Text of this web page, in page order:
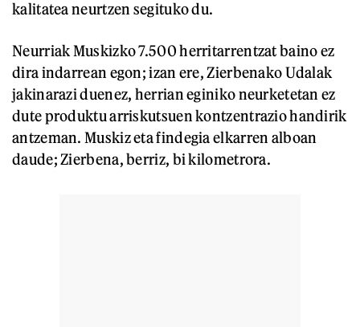
kalitatea neurtzen segituko du.
Neurriak Muskizko 7.500 herritarrentzat baino ez
dira indarrean egon; izan ere, Zierbenako Udalak
jakinarazi duenez, herrian eginiko neurketetan ez
dute produktu arriskutsuen kontzentrazio handirik
antzeman. Muskiz eta findegia elkarren alboan
daude; Zierbena, berriz, bi kilometrora.